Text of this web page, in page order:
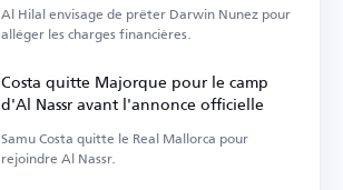
Al Hilal envisage de prêter Darwin Nunez pour
alléger les charges financières.
Costa quitte Majorque pour le camp
d'Al Nassr avant l'annonce officielle
Samu Costa quitte le Real Mallorca pour
rejoindre Al Nassr.